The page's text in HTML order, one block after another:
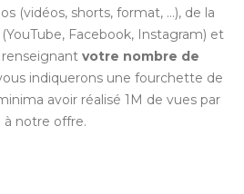
(vidéos, shorts, format, …), de la
Facebook, Instagram) et
votre nombre de
indiquerons une fourchette de
avoir réalisé 1M de vues par
notre offre.